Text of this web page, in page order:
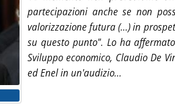
partecipazioni anche se non
valorizzazione futura (...) in
su questo punto". Lo ha
Sviluppo economico, Claudio De
ed Enel in un'audizio...